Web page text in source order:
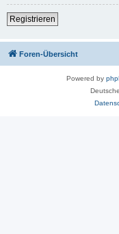
Registrieren
Foren-Übersicht
Powered by